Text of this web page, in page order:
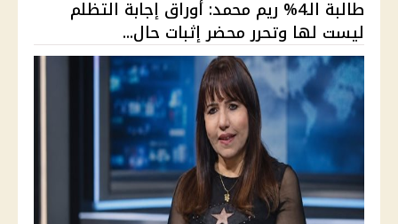
طالبة الـ4% ريم محمد: أوراق إجابة التظلم
ليست لها وتحرر محضر إثبات حال...